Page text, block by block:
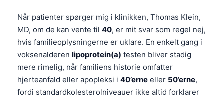
Når patienter spørger mig i klinikken, Thomas Klein,
MD, om de kan vente til 40, er mit svar som regel nej,
hvis familieoplysningerne er uklare. En enkelt gang i
voksenalderen lipoprotein(a) testen bliver stadig
mere rimelig, når familiens historie omfatter
hjerteanfald eller apopleksi i 40’erne eller 50’erne,
fordi standardkolesterolniveauer ikke altid forklarer